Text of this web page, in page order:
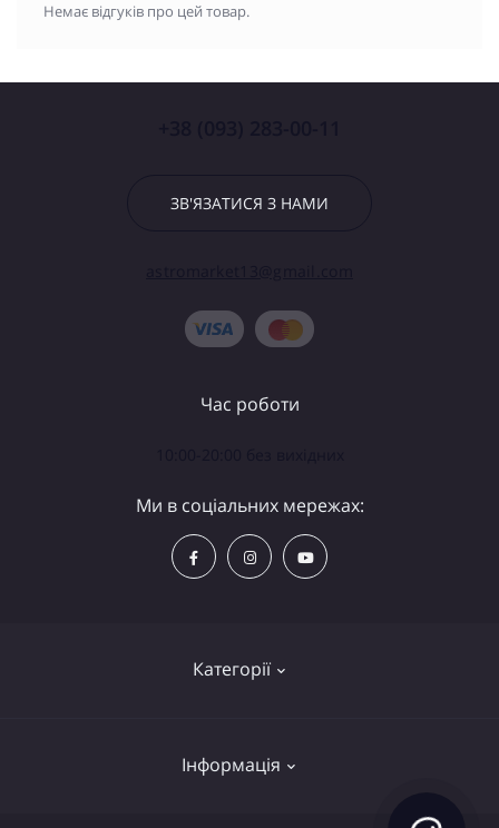
Немає відгуків про цей товар.
ЗВ'ЯЗАТИСЯ З НАМИ
Категорії
Інформація
Час роботи
Ми в соціальних мережах: